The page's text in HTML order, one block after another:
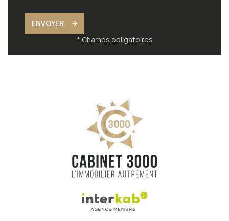
ENVOYER
* Champs obligatoires